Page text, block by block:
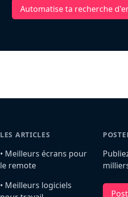
Automatise ta recherche
LES ARTICLES
•️ Meilleurs écrans pour
le remote
•️ Meilleurs logiciels